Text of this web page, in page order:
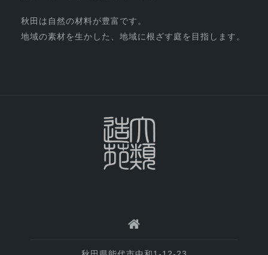
秋田は自然の材料が豊富です。
地域の素材を生かした、地域に根ざす庭を目指します。